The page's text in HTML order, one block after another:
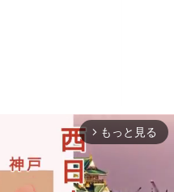
arrow_forward_ios もっと見る